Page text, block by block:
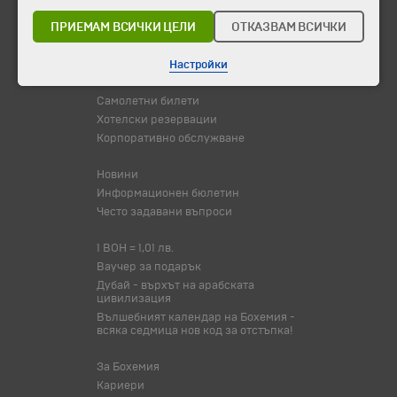
Празници
Оферта на деня
Туристически обекти
Самолетни билети
Хотелски резервации
Корпоративно обслужване
Новини
Информационен бюлетин
Често задавани въпроси
1 BOH = 1,01 лв.
Ваучер за подарък
Дубай - върхът на арабската
цивилизация
Вълшебният календар на Бохемия -
всяка седмица нов код за отстъпка!
За Бохемия
Кариери
ПРИЕМАМ ВСИЧКИ ЦЕЛИ ОТКАЗВАМ ВСИЧКИ
Настройки